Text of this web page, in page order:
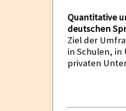
Quantitative
deutschen
Ziel der
in Schulen,
privaten